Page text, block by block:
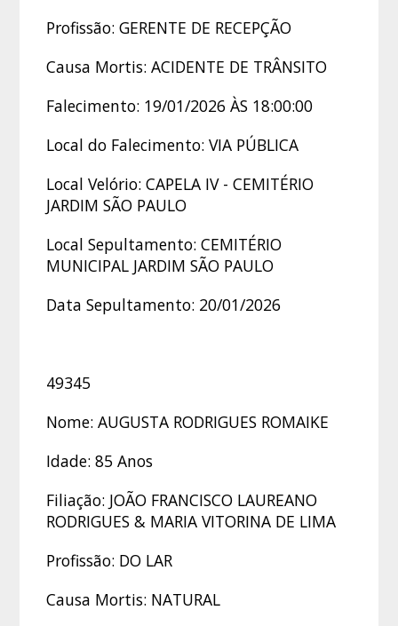
Profissão: GERENTE DE RECEPÇÃO
Causa Mortis: ACIDENTE DE TRÂNSITO
Falecimento: 19/01/2026 ÀS 18:00:00
Local do Falecimento: VIA PÚBLICA
Local Velório: CAPELA IV - CEMITÉRIO
JARDIM SÃO PAULO
Local Sepultamento: CEMITÉRIO
MUNICIPAL JARDIM SÃO PAULO
Data Sepultamento: 20/01/2026
49345
Nome: AUGUSTA RODRIGUES ROMAIKE
Idade: 85 Anos
Filiação: JOÃO FRANCISCO LAUREANO
RODRIGUES & MARIA VITORINA DE LIMA
Profissão: DO LAR
Causa Mortis: NATURAL